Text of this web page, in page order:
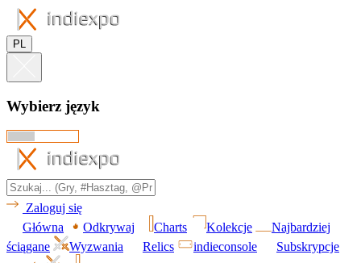
PL
Wybierz język
Zaloguj się
Główna
Odkrywaj Charts Kolekcje
Najbardziej
ściągane
Wyzwania Relics indieconsole Subskrypcje